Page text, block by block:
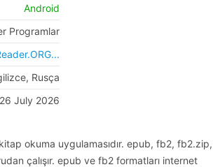
Android
Programlar
Rusça
26 July 2026
okuma uygulamasıdır. epub, fb2,
çalışır. epub ve fb2 formatları internet